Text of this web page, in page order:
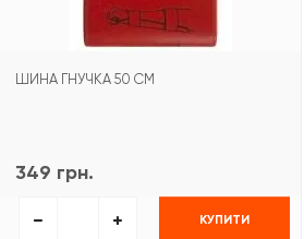
ШИНА ГНУЧКА 50 СМ
349 грн.
КУПИТИ